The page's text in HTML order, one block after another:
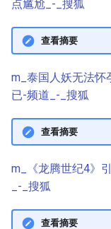
点尴尬_-_搜狐
查看摘要
m_泰国人妖无法怀
已-频道_-_搜狐
查看摘要
m_《龙腾世纪4》
_-_搜狐
查看摘要